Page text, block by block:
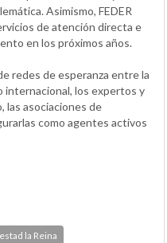
Asimismo, FEDER
de atención directa e
en los próximos años.
redes de esperanza entre la
internacional, los expertos y
las asociaciones de
como agentes activos
la Reina